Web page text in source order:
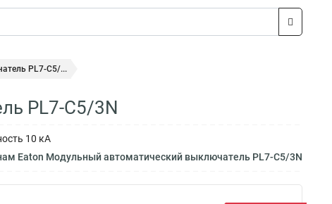
PL7-C5/...
PL7-C5/3N
10 кА
Eaton Модульный автоматический выключатель PL7-C5/3N